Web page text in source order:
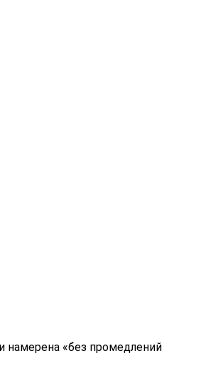
«без промедлений